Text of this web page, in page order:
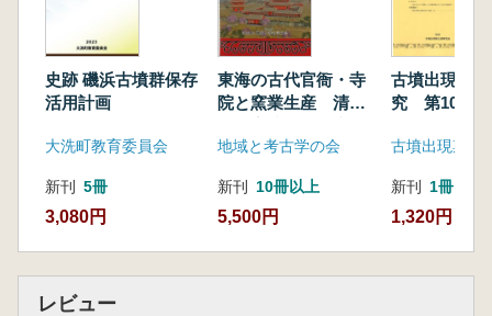
史跡 磯浜古墳群保存
活用計画
大洗町教育委員会
新刊 5冊
3,080円
東海の古代官衙・寺
院と窯業生産 清ヶ
冊組)
地域と考古学の会
新刊 10冊以上
5,500円
古墳出現期
究 第10号
古墳出現期土
新刊 1冊
1,320円
レビュー